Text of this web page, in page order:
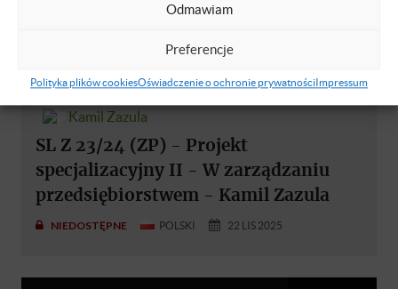
Odmawiam
Preferencje
Polityka plików cookiesOświadczenie o ochronie prywatnościImpressum
Kamil Zazula
SL Z 23/24 (ZP) - Projekt
specjalizacyjny II - W zarządzaniu
przedsiębiorstwem - Kamil Zazula
NIEDOSTĘPNE POLSKI 22 LIS 2025